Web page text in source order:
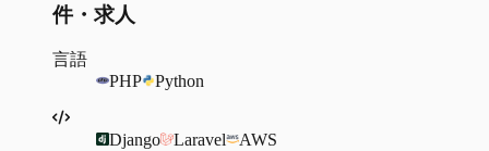
件・求人
言語
PHP
Python
Django Laravel AWS